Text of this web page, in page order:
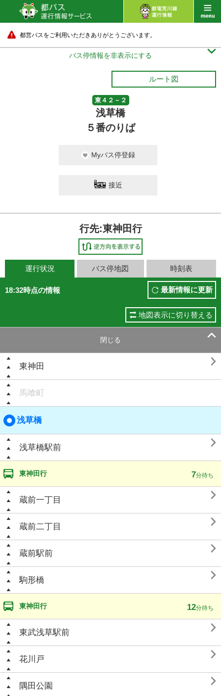
都営バスをご利用いただきありがとうございます。
バス停情報を非表示にする 
ルート図
東４２－２
浅草橋
５番のりば
Myバス停登録
接近
行先:東神田行
運行状況 バス停地図 時刻表
18:32時点の情報 最新情報に更新
地図表示に切り替える
閉じる 
東神田 
馬喰町
浅草橋
浅草橋駅前 
東神田行 7分待ち
蔵前一丁目 
蔵前二丁目 
蔵前駅前 
駒形橋 
東神田行 12分待ち
東武浅草駅前 
花川戸 
隅田公園 